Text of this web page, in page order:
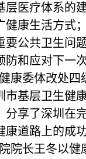
层医疗体系的
健康生活方式
要公共卫生问
防和应对下一
康委体改处四
市基层卫生健
分享了深圳在
道路上的成功
院长王冬以健